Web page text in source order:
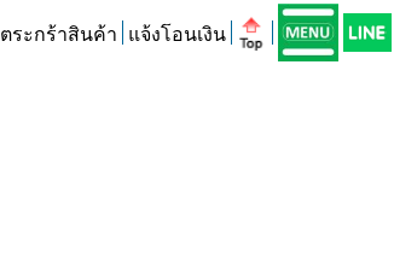
ตระกร้าสินค้า แจ้งโอนเงิน